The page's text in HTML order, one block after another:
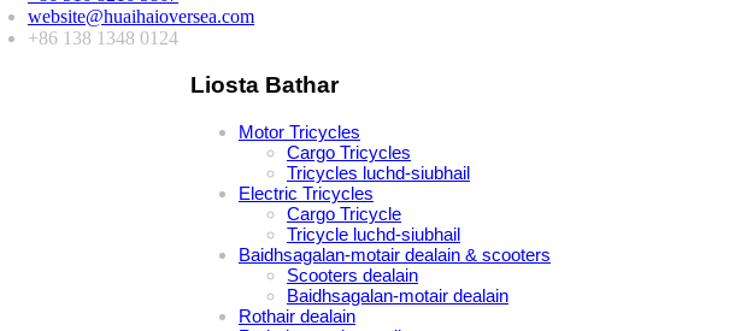
website@huaihaioversea.com
+86 138 1348 0124
Liosta Bathar
Motor Tricycles
Cargo Tricycles
Tricycles luchd-siubhail
Electric Tricycles
Cargo Tricycle
Tricycle luchd-siubhail
Baidhsagalan-motair dealain & scooters
Scooters dealain
Baidhsagalan-motair dealain
Rothair dealain